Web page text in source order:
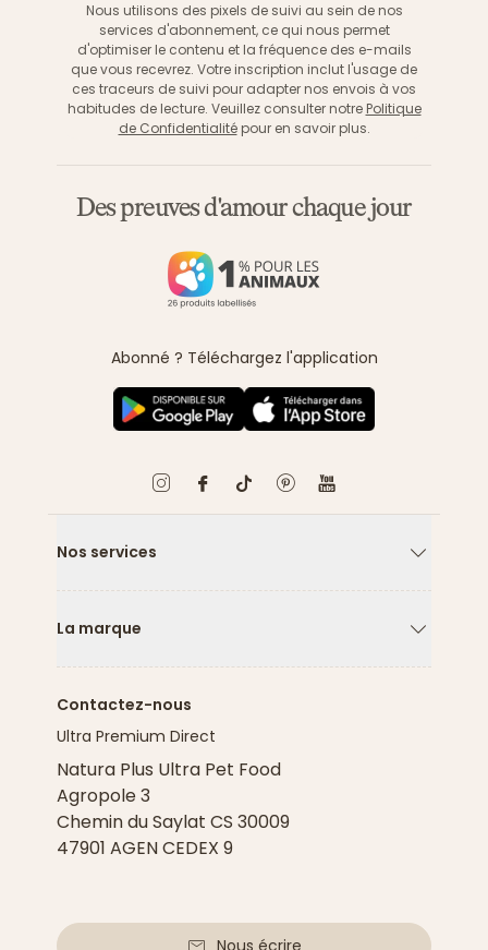
Nous utilisons des pixels de suivi au sein de nos
services d'abonnement, ce qui nous permet
d'optimiser le contenu et la fréquence des e-mails
que vous recevrez. Votre inscription inclut l'usage de
ces traceurs de suivi pour adapter nos envois à vos
habitudes de lecture. Veuillez consulter notre Politique
de Confidentialitépour en savoir plus.
Des preuves d'amour chaque jour
Abonné ? Téléchargez l'application
Nos services
La marque
Contactez-nous
Ultra Premium Direct
Natura Plus Ultra Pet Food
Agropole 3
Chemin du Saylat CS 30009
47901 AGEN CEDEX 9
Nous écrire